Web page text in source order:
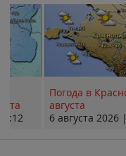
Погода в
августа
6 августа 2026